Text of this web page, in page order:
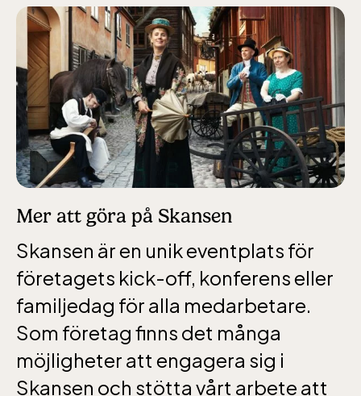
Mer att göra på Skansen
Skansen är en unik eventplats för
företagets kick-off, konferens eller
familjedag för alla medarbetare.
Som företag finns det många
möjligheter att engagera sig i
Skansen och stötta vårt arbete att
Bergbanan
Bergbanan har
öppet under
april och därefter
dagligen.
Bergbanan kostar
35:- för uppfärd
och nedfärd för alla
över 4 år.
Rullstolsburna med
ledsagare åker